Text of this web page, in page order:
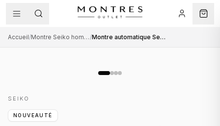
Accueil/ Montre Seiko homme/ Montre automatique Seiko GMT édition Red SSK031K1
SEIKO
NOUVEAUTÉ